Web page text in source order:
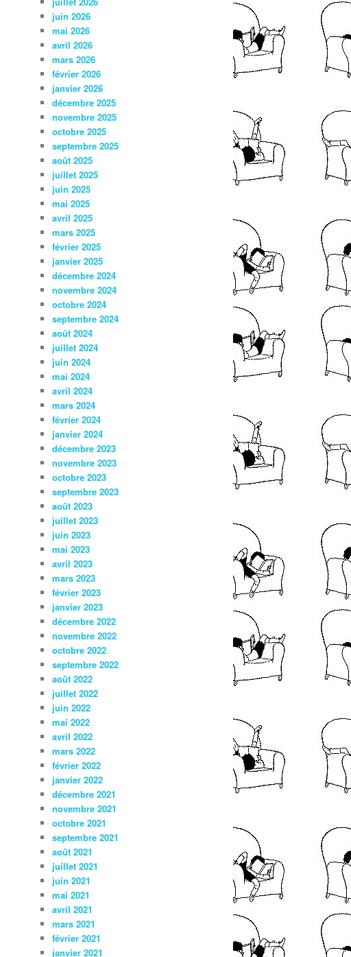
juin 2026
mai 2026
avril 2026
mars 2026
février 2026
janvier 2026
décembre 2025
novembre 2025
octobre 2025
septembre 2025
août 2025
juillet 2025
juin 2025
mai 2025
avril 2025
mars 2025
février 2025
janvier 2025
décembre 2024
novembre 2024
octobre 2024
septembre 2024
août 2024
juillet 2024
juin 2024
mai 2024
avril 2024
mars 2024
février 2024
janvier 2024
décembre 2023
novembre 2023
octobre 2023
septembre 2023
août 2023
juillet 2023
juin 2023
mai 2023
avril 2023
mars 2023
février 2023
janvier 2023
décembre 2022
novembre 2022
octobre 2022
septembre 2022
août 2022
juillet 2022
juin 2022
mai 2022
avril 2022
mars 2022
février 2022
janvier 2022
décembre 2021
novembre 2021
octobre 2021
septembre 2021
août 2021
juillet 2021
juin 2021
mai 2021
avril 2021
mars 2021
février 2021
janvier 2021